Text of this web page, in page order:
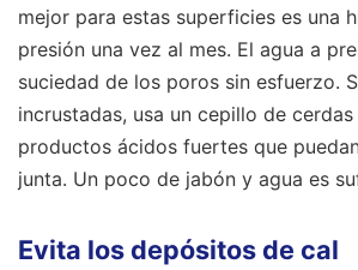
mejor para estas superficies es una
presión una vez al mes. El agua a
suciedad de los poros sin esfuerzo.
incrustadas, usa un cepillo de
productos ácidos fuertes que
junta. Un poco de jabón y agua es
Evita los depósitos de cal